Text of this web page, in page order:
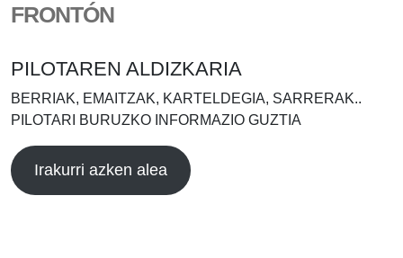
FRONTÓN
PILOTAREN ALDIZKARIA
BERRIAK, EMAITZAK, KARTELDEGIA, SARRERAK..
PILOTARI BURUZKO INFORMAZIO GUZTIA
Irakurri azken alea